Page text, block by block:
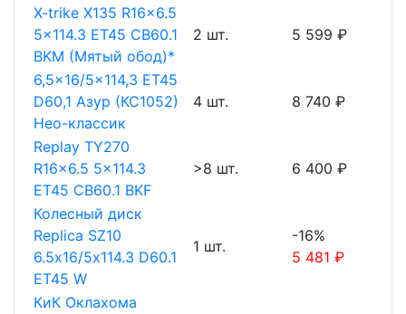
X-trike X135 R16x6.5
5x114.3 ET45 CB60.1
BKM (Мятый обод)*
2 шт. 5 599 ₽
6,5x16/5x114,3 ET45
D60,1 Азур (КС1052)
Нео-классик
4 шт. 8 740 ₽
Replay TY270
R16x6.5 5x114.3
ET45 CB60.1 BKF
>8 шт. 6 400 ₽
Колесный диск
Replica SZ10
6.5х16/5х114.3 D60.1
ET45 W
1 шт.
-16%
5 481 ₽
КиК Оклахома